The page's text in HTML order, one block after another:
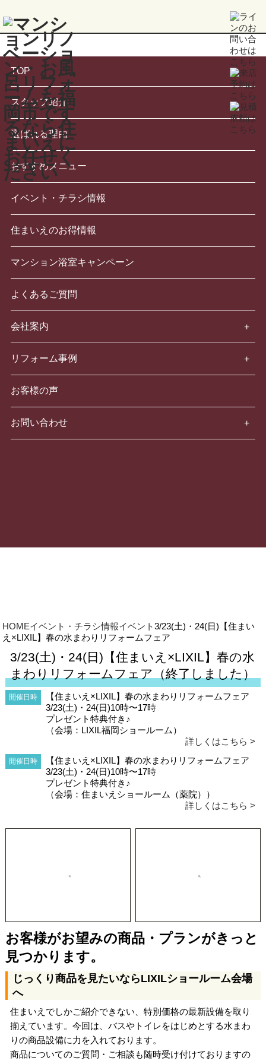
TOP
スタッフ紹介
選ばれる理由
おすすめメニュー
イベント・チラシ情報
住まいえのお得情報
マンション浴室キャンペーン
よくあるご質問
会社案内
リフォーム事例
お客様の声
お問い合わせ
HOMEイベント・チラシ情報イベント3/23(土)・24(日)【住まい
え×LIXIL】春の水まわりリフォームフェア
3/23(土)・24(日)【住まいえ×LIXIL】春の水
まわりリフォームフェア（終了しました）
開催日時
【住まいえ×LIXIL】春の水まわりリフォームフェア
3/23(土)・24(日)10時〜17時
プレゼント特典付き♪
（会場：LIXIL福岡ショールーム）
詳しくはこちら >
開催日時
【住まいえ×LIXIL】春の水まわりリフォームフェア
3/23(土)・24(日)10時〜17時
プレゼント特典付き♪
（会場：住まいえショールーム（薬院））
詳しくはこちら >
お客様がお望みの商品・プランがきっと
見つかります。
じっくり商品を見たいならLIXILショールーム会場
へ
住まいえでしかご紹介できない、特別価格の最新設備を取り
揃えています。今回は、バスやトイレをはじめとする水まわ
りの商品設備に力を入れております。
商品についてのご質問・ご相談も随時受け付けておりますの